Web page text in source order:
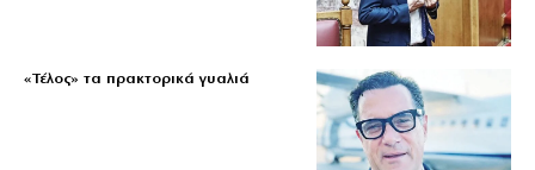
«Τέλος» τα πρακτορικά γυαλιά